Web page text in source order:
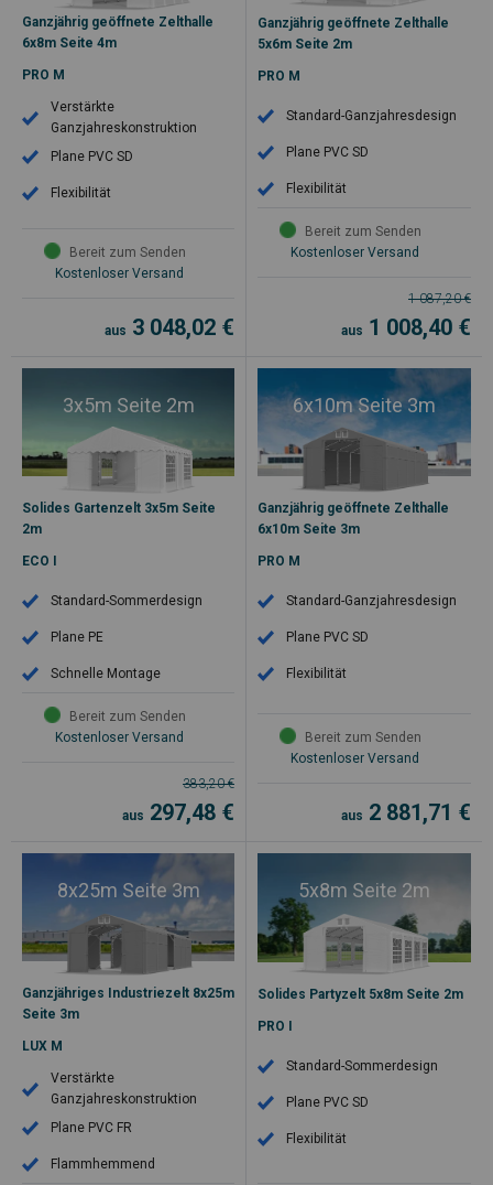
Ganzjährig geöffnete Zelthalle
6x8m Seite 4m
PRO M
Verstärkte
Ganzjahreskonstruktion
Plane PVC SD
Flexibilität
Bereit zum Senden
Kostenloser Versand
aus 3 048,02 €
Ganzjährig geöffnete Zelthalle
5x6m Seite 2m
PRO M
Standard-Ganzjahresdesign
Plane PVC SD
Flexibilität
Bereit zum Senden
Kostenloser Versand
1 087,20€
aus 1 008,40 €
3x5m Seite 2m
Solides Gartenzelt 3x5m Seite
2m
ECO I
Standard-Sommerdesign
Plane PE
Schnelle Montage
Bereit zum Senden
Kostenloser Versand
383,20€
aus 297,48 €
6x10m Seite 3m
Ganzjährig geöffnete Zelthalle
6x10m Seite 3m
PRO M
Standard-Ganzjahresdesign
Plane PVC SD
Flexibilität
Bereit zum Senden
Kostenloser Versand
aus 2 881,71 €
8x25m Seite 3m
Ganzjähriges Industriezelt 8x25m
Seite 3m
LUX M
Verstärkte
Ganzjahreskonstruktion
Plane PVC FR
Flammhemmend
5x8m Seite 2m
Solides Partyzelt 5x8m Seite 2m
PRO I
Standard-Sommerdesign
Plane PVC SD
Flexibilität